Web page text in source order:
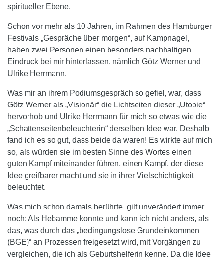
spiritueller Ebene.
Schon vor mehr als 10 Jahren, im Rahmen des Hamburger
Festivals „Gespräche über morgen“, auf Kampnagel,
haben zwei Personen einen besonders nachhaltigen
Eindruck bei mir hinterlassen, nämlich Götz Werner und
Ulrike Herrmann.
Was mir an ihrem Podiumsgespräch so gefiel, war, dass
Götz Werner als „Visionär“ die Lichtseiten dieser „Utopie“
hervorhob und Ulrike Herrmann für mich so etwas wie die
„Schattenseitenbeleuchterin“ derselben Idee war. Deshalb
fand ich es so gut, dass beide da waren! Es wirkte auf mich
so, als würden sie im besten Sinne des Wortes einen
guten Kampf miteinander führen, einen Kampf, der diese
Idee greifbarer macht und sie in ihrer Vielschichtigkeit
beleuchtet.
Was mich schon damals berührte, gilt unverändert immer
noch: Als Hebamme konnte und kann ich nicht anders, als
das, was durch das „bedingungslose Grundeinkommen
(BGE)“ an Prozessen freigesetzt wird, mit Vorgängen zu
vergleichen, die ich als Geburtshelferin kenne. Da die Idee